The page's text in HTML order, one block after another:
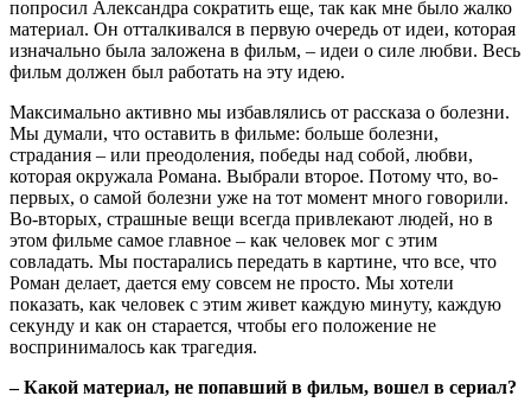
попросил Александра сократить еще, так как мне было жалко
материал. Он отталкивался в первую очередь от идеи, которая
изначально была заложена в фильм, – идеи о силе любви. Весь
фильм должен был работать на эту идею.
Максимально активно мы избавлялись от рассказа о болезни.
Мы думали, что оставить в фильме: больше болезни,
страдания – или преодоления, победы над собой, любви,
которая окружала Романа. Выбрали второе. Потому что, во-
первых, о самой болезни уже на тот момент много говорили.
Во-вторых, страшные вещи всегда привлекают людей, но в
этом фильме самое главное – как человек мог с этим
совладать. Мы постарались передать в картине, что все, что
Роман делает, дается ему совсем не просто. Мы хотели
показать, как человек с этим живет каждую минуту, каждую
секунду и как он старается, чтобы его положение не
воспринималось как трагедия.
– Какой материал, не попавший в фильм, вошел в сериал?